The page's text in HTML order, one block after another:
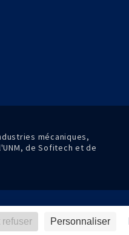
mécaniques,
de Sofitech et de
Conditions générales de vente
refuser Personnaliser